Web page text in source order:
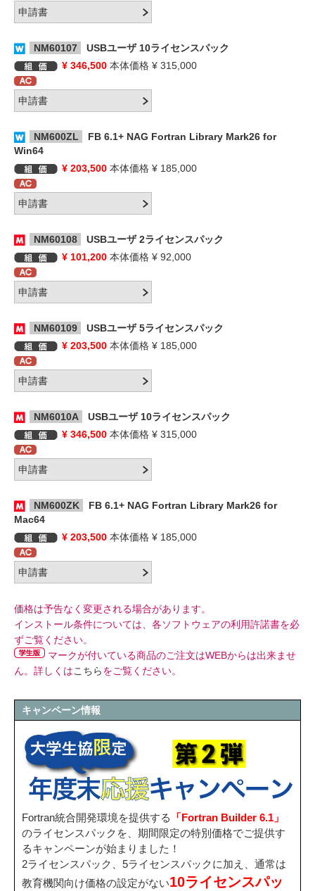
NM60107
USBユーザ 10ライセンスパック
¥ 346,500 本体価格 ¥ 315,000
NM600ZL
FB 6.1+ NAG Fortran Library Mark26 for
Win64
¥ 203,500 本体価格 ¥ 185,000
NM60108
USBユーザ 2ライセンスパック
¥ 101,200 本体価格 ¥ 92,000
NM60109
USBユーザ 5ライセンスパック
¥ 203,500 本体価格 ¥ 185,000
NM6010A
USBユーザ 10ライセンスパック
¥ 346,500 本体価格 ¥ 315,000
NM600ZK
FB 6.1+ NAG Fortran Library Mark26 for
Mac64
¥ 203,500 本体価格 ¥ 185,000
価格は予告なく変更される場合があります。
インストール条件については、各ソフトウェアの利用許諾書を必
ずご覧ください。
マークが付いている商品のご注文はWEBからは出来ませ
ん。詳しくはこちらをご覧ください。
キャンペーン情報
Fortran統合開発環境を提供する
「Fortran Builder 6.1」
のライセンスパックを、期間限定の特別価格でご提供す
るキャンペーンが始まりました！
2ライセンスパック、5ライセンスパックに加え、通常は
教育機関向け価格の設定がない10ライセンスパッ